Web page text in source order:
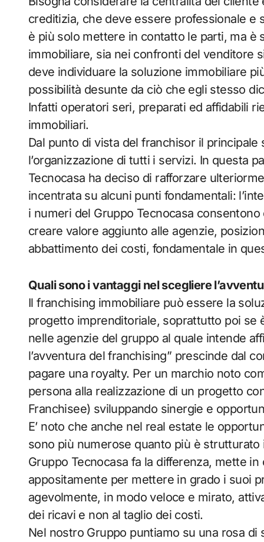
creditizia, che deve essere professionale e
è più solo mettere in contatto le parti, ma è
immobiliare, sia nei confronti del venditore
deve individuare la soluzione immobiliare
possibilità desunte da ciò che egli stesso
Infatti operatori seri, preparati ed affidabili
immobiliari.
Dal punto di vista del franchisor il
l’organizzazione di tutti i servizi. In questa
Tecnocasa ha deciso di rafforzare
incentrata su alcuni punti fondamentali:
i numeri del Gruppo Tecnocasa
creare valore aggiunto alle agenzie,
abbattimento dei costi, fondamentale in
Quali sono i vantaggi nel scegliere
Il franchising immobiliare può essere la
progetto imprenditoriale, soprattutto poi se
nelle agenzie del gruppo al quale intende
l’avventura del franchising” prescinde dal
pagare una royalty. Per un marchio noto
persona alla realizzazione di un progetto
Franchisee) sviluppando sinergie e
E’ noto che anche nel real estate le
sono più numerose quanto più è
Gruppo Tecnocasa fa la differenza, mette
appositamente per mettere in grado i suoi
agevolmente, in modo veloce e mirato,
dei ricavi e non al taglio dei costi.
Nel nostro Gruppo puntiamo su una rosa